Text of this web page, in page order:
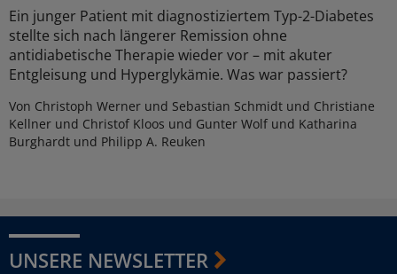
Ein junger Patient mit diagnostiziertem Typ-2-Diabetes
stellte sich nach längerer Remission ohne
antidiabetische Therapie wieder vor – mit akuter
Entgleisung und Hyperglykämie. Was war passiert?
Von Christoph Werner und Sebastian Schmidt und Christiane
Kellner und Christof Kloos und Gunter Wolf und Katharina
Burghardt und Philipp A. Reuken
UNSERE NEWSLETTER